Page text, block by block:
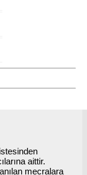
aittir.
mecralara